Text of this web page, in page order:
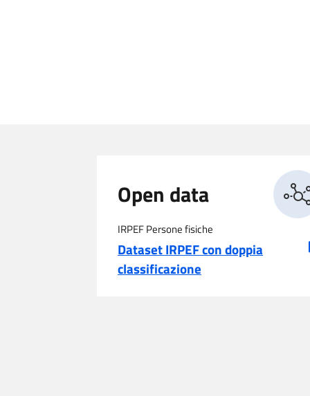
Open data
IRPEF Persone fisiche
Dataset IRPEF con doppia
classificazione